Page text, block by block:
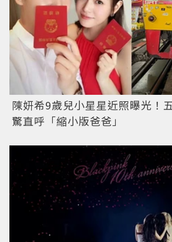
陳妍希9歲兒小星星近照曝光！
驚直呼「縮小版爸爸」